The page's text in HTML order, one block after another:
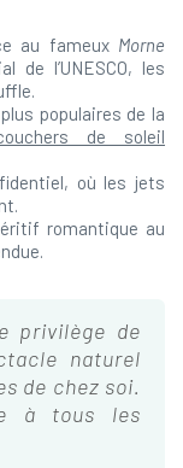
au fameux Morne
de l’UNESCO, les
populaires de la
de soleil
où les jets
romantique au
privilège de
naturel
de chez soi.
à tous les